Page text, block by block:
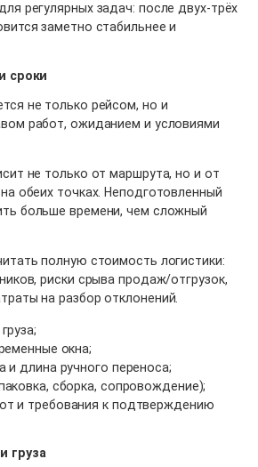
регулярных задач: после двух-трёх
заметно стабильнее и
сроки
не только рейсом, но и
работ, ожиданием и условиями
не только от маршрута, но и от
обеих точках. Неподготовленный
больше времени, чем сложный
полную стоимость логистики:
риски срыва продаж/отгрузок,
на разбор отклонений.
окна;
и длина ручного переноса;
сборка, сопровождение);
и требования к подтверждению
груза